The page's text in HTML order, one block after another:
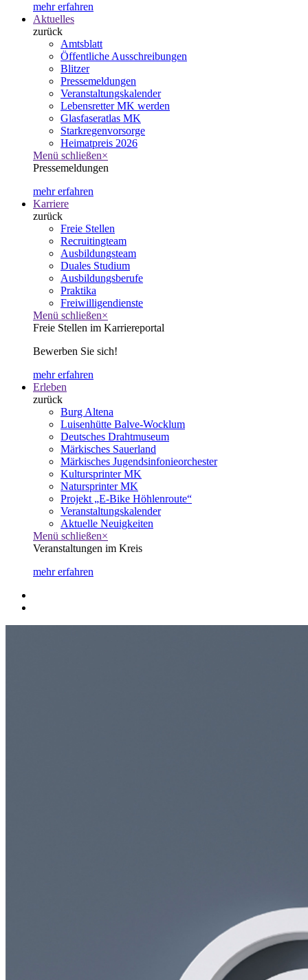
mehr erfahren
Aktuelles
zurück
Amtsblatt
Öffentliche Ausschreibungen
Blitzer
Pressemeldungen
Veranstaltungskalender
Lebensretter MK werden
Glasfaseratlas MK
Starkregenvorsorge
Heimatpreis 2026
Menü schließen×
Pressemeldungen
mehr erfahren
Karriere
zurück
Freie Stellen
Recruitingteam
Ausbildungsteam
Duales Studium
Ausbildungsberufe
Praktika
Freiwilligendienste
Menü schließen×
Freie Stellen im Karriereportal
Bewerben Sie sich!
mehr erfahren
Erleben
zurück
Burg Altena
Luisenhütte Balve-Wocklum
Deutsches Drahtmuseum
Märkisches Sauerland
Märkisches Jugendsinfonieorchester
Kultursprinter MK
Natursprinter MK
Projekt „E-Bike Höhlenroute“
Veranstaltungskalender
Aktuelle Neuigkeiten
Menü schließen×
Veranstaltungen im Kreis
mehr erfahren